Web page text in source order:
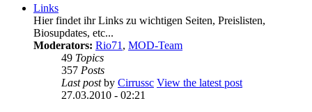
Links
Hier findet ihr Links zu wichtigen Seiten, Preislisten,
Biosupdates, etc...
Moderators: Rio71, MOD-Team
49 Topics
357 Posts
Last postby Cirrussc View the latest post
27.03.2010 - 02:21